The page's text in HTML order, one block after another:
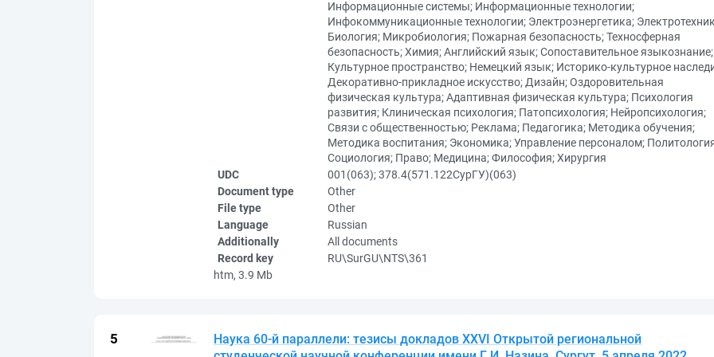
Информационные системы; Информационные технологии;
Инфокоммуникационные технологии; Электроэнергетика;
Биология; Микробиология; Пожарная безопасность; Техносферная
безопасность; Химия; Английский язык; Сопоставительное языкознание;
Культурное пространство; Немецкий язык; Историко-культурное
Декоративно-прикладное искусство; Дизайн; Оздоровительная
физическая культура; Адаптивная физическая культура; Психология
развития; Клиническая психология; Патопсихология; Нейропсихология;
Связи с общественностью; Реклама; Педагогика; Методика обучения;
Методика воспитания; Экономика; Управление персоналом;
Социология; Право; Медицина; Философия; Хирургия
UDC
001(063); 378.4(571.122СурГУ)(063)
Document type
Other
File type
Other
Language
Russian
Additionally
All documents
Record key
RU\SurGU\NTS\361
htm, 3.9 Mb
Наука 60-й параллели: тезисы докладов XXVI Открытой региональной